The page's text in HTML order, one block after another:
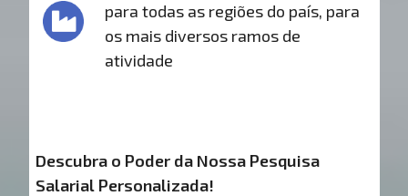
para todas as regiões do país, para
os mais diversos ramos de
atividade
Descubra o Poder da Nossa Pesquisa
Salarial Personalizada!